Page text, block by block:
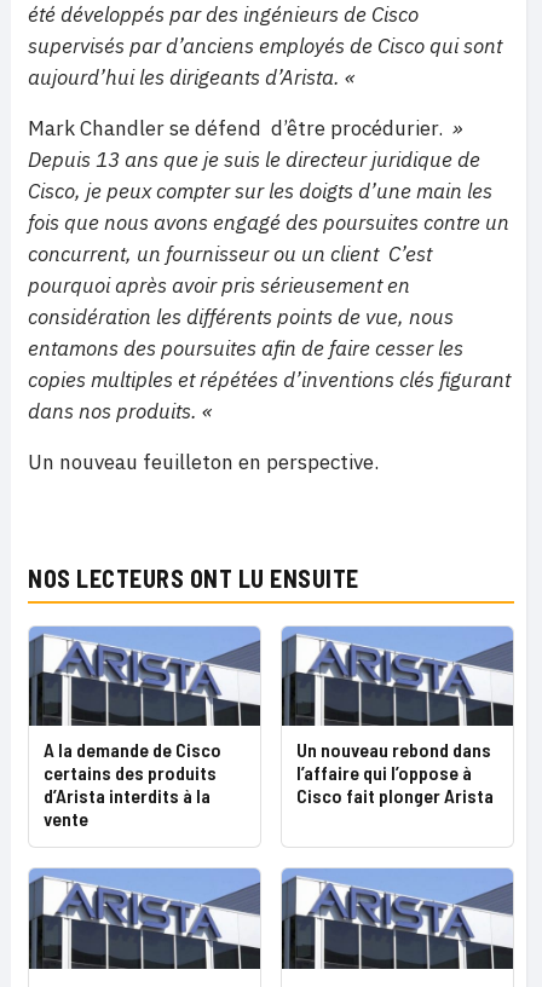
été développés par des ingénieurs de Cisco
supervisés par d’anciens employés de Cisco qui sont
aujourd’hui les dirigeants d’Arista. «
Mark Chandler se défend d’être procédurier. »
Depuis 13 ans que je suis le directeur juridique de
Cisco, je peux compter sur les doigts d’une main les
fois que nous avons engagé des poursuites contre un
concurrent, un fournisseur ou un client C’est
pourquoi après avoir pris sérieusement en
considération les différents points de vue, nous
entamons des poursuites afin de faire cesser les
copies multiples et répétées d’inventions clés figurant
dans nos produits. «
Un nouveau feuilleton en perspective.
NOS LECTEURS ONT LU ENSUITE
A la demande de Cisco
certains des produits
d’Arista interdits à la
vente
Un nouveau rebond dans
l’affaire qui l’oppose à
Cisco fait plonger Arista